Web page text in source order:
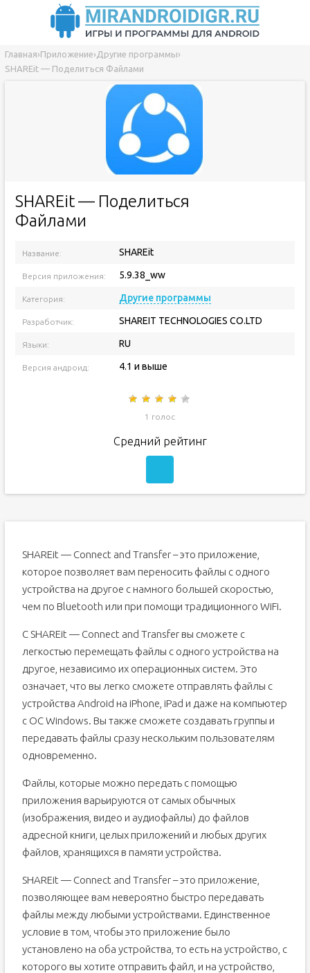
Главная›Приложение› Другие программы›
SHAREit — Поделиться Файлами
SHAREit — Поделиться
Файлами
Название: SHAREit
Версия приложения: 5.9.38_ww
Категория: Другие программы
Разработчик: SHAREIT TECHNOLOGIES CO.LTD
Языки: RU
Версия андроид: 4.1 и выше
1 голос
Средний рейтинг
SHAREit — Connect and Transfer – это приложение,
которое позволяет вам переносить файлы с одного
устройства на другое с намного большей скоростью,
чем по Bluetooth или при помощи традиционного WiFi.
С SHAREit — Connect and Transfer вы сможете с
легкостью перемещать файлы с одного устройства на
другое, независимо их операционных систем. Это
означает, что вы легко сможете отправлять файлы с
устройства Android на iPhone, iPad и даже на компьютер
с ОС Windows. Вы также сможете создавать группы и
передавать файлы сразу нескольким пользователям
одновременно.
Файлы, которые можно передать с помощью
приложения варьируются от самых обычных
(изображения, видео и аудиофайлы) до файлов
адресной книги, целых приложений и любых других
файлов, хранящихся в памяти устройства.
SHAREit — Connect and Transfer – это приложение,
позволяющее вам невероятно быстро передавать
файлы между любыми устройствами. Единственное
условие в том, чтобы это приложение было
установлено на оба устройства, то есть на устройство, с
которого вы хотите отправить файл, и на устройство,